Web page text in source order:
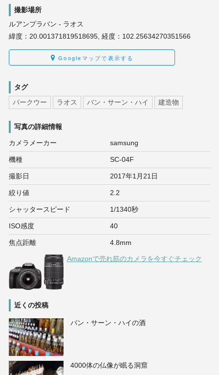
撮影場所
ルアンプラバン - ラオス
緯度：20.001371819518695, 経度：102.25634270351566
Googleマップで表示する
タグ
パークウー
ラオス バン・サーン・ハイ 建造物
写真の詳細情報
カメラメーカー samsung
機種 SC-04F
撮影日 2017年1月21日
絞り値 2.2
シャッタースピード 1/1340秒
ISO感度 40
焦点距離 4.8mm
Amazonで売れ筋のカメラを今すぐチェック
近くの投稿
バン・サーン・ハイの酒
4000体の仏像が眠る洞窟